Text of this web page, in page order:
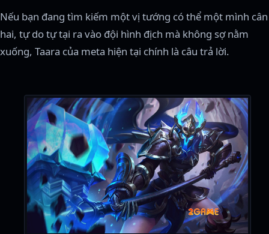
Nếu bạn đang tìm kiếm một vị tướng có thể một mình cân
hai, tự do tự tại ra vào đội hình địch mà không sợ nằm
xuống, Taara của meta hiện tại chính là câu trả lời.